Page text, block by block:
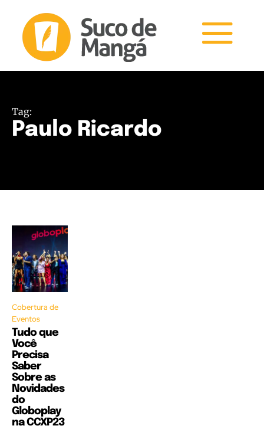
Tag:
Paulo Ricardo
Cobertura de
Eventos
Tudo que
Você
Precisa
Saber
Sobre as
Novidades
do
Globoplay
na CCXP23